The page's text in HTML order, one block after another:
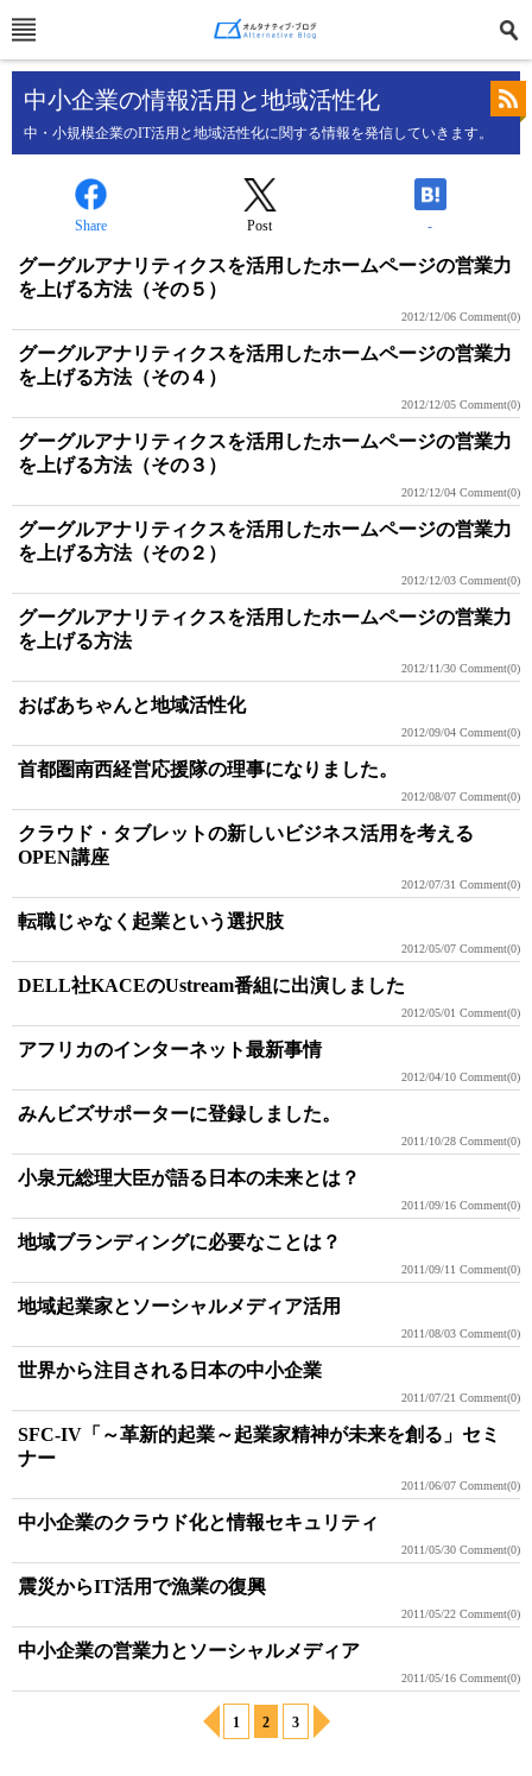
中小企業の情報活用と地域活性化
中・小規模企業のIT活用と地域活性化に関する情報を発信していきます。
Share Post -
グーグルアナリティクスを活用したホームページの営業力
を上げる方法（その５）
2012/12/06 Comment(0)
グーグルアナリティクスを活用したホームページの営業力
を上げる方法（その４）
2012/12/05 Comment(0)
グーグルアナリティクスを活用したホームページの営業力
を上げる方法（その３）
2012/12/04 Comment(0)
グーグルアナリティクスを活用したホームページの営業力
を上げる方法（その２）
2012/12/03 Comment(0)
グーグルアナリティクスを活用したホームページの営業力
を上げる方法
2012/11/30 Comment(0)
おばあちゃんと地域活性化
2012/09/04 Comment(0)
首都圏南西経営応援隊の理事になりました。
2012/08/07 Comment(0)
クラウド・タブレットの新しいビジネス活用を考える
OPEN講座
2012/07/31 Comment(0)
転職じゃなく起業という選択肢
2012/05/07 Comment(0)
DELL社KACEのUstream番組に出演しました
2012/05/01 Comment(0)
アフリカのインターネット最新事情
2012/04/10 Comment(0)
みんビズサポーターに登録しました。
2011/10/28 Comment(0)
小泉元総理大臣が語る日本の未来とは？
2011/09/16 Comment(0)
地域ブランディングに必要なことは？
2011/09/11 Comment(0)
地域起業家とソーシャルメディア活用
2011/08/03 Comment(0)
世界から注目される日本の中小企業
2011/07/21 Comment(0)
SFC-IV「～革新的起業～起業家精神が未来を創る」セミ
ナー
2011/06/07 Comment(0)
中小企業のクラウド化と情報セキュリティ
2011/05/30 Comment(0)
震災からIT活用で漁業の復興
2011/05/22 Comment(0)
中小企業の営業力とソーシャルメディア
2011/05/16 Comment(0)
1 2 3